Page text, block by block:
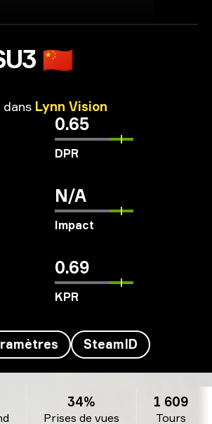
🇨🇳
dans Lynn Vision
0.65
DPR
N/A
Impact
0.69
KPR
SteamID
Prises de vues
34%
Tours
1 609